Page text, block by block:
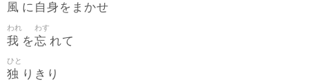
風 に 自身 をまかせ
我
われ
を忘
わす
れて
独
ひと
りきり